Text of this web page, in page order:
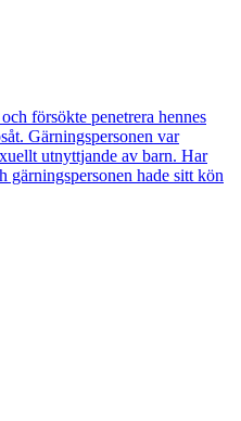
försökte penetrera hennes
Gärningspersonen var
utnyttjande av barn. Har
gärningspersonen hade sitt kön